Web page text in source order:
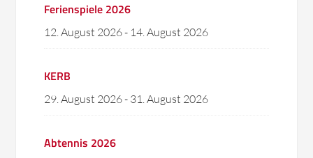
Ferienspiele 2026
12. August 2026- 14. August 2026
KERB
29. August 2026- 31. August 2026
Abtennis 2026